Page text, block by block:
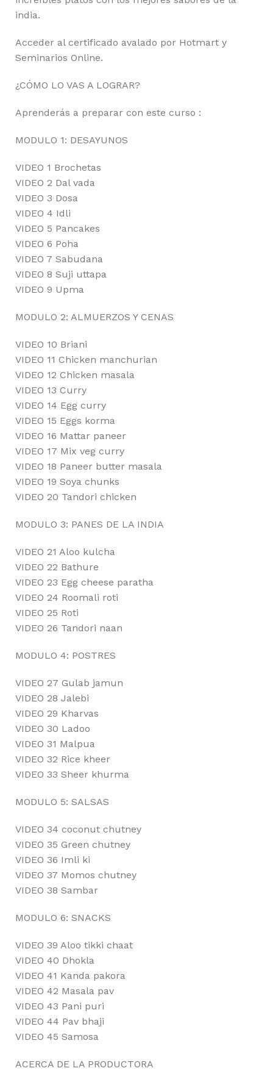
india.
Acceder al certificado avalado por Hotmart y
Seminarios Online.
¿CÓMO LO VAS A LOGRAR?
Aprenderás a preparar con este curso :
MODULO 1: DESAYUNOS
VIDEO 1 Brochetas
VIDEO 2 Dal vada
VIDEO 3 Dosa
VIDEO 4 Idli
VIDEO 5 Pancakes
VIDEO 6 Poha
VIDEO 7 Sabudana
VIDEO 8 Suji uttapa
VIDEO 9 Upma
MODULO 2: ALMUERZOS Y CENAS
VIDEO 10 Briani
VIDEO 11 Chicken manchurian
VIDEO 12 Chicken masala
VIDEO 13 Curry
VIDEO 14 Egg curry
VIDEO 15 Eggs korma
VIDEO 16 Mattar paneer
VIDEO 17 Mix veg curry
VIDEO 18 Paneer butter masala
VIDEO 19 Soya chunks
VIDEO 20 Tandori chicken
MODULO 3: PANES DE LA INDIA
VIDEO 21 Aloo kulcha
VIDEO 22 Bathure
VIDEO 23 Egg cheese paratha
VIDEO 24 Roomali roti
VIDEO 25 Roti
VIDEO 26 Tandori naan
MODULO 4: POSTRES
VIDEO 27 Gulab jamun
VIDEO 28 Jalebi
VIDEO 29 Kharvas
VIDEO 30 Ladoo
VIDEO 31 Malpua
VIDEO 32 Rice kheer
VIDEO 33 Sheer khurma
MODULO 5: SALSAS
VIDEO 34 coconut chutney
VIDEO 35 Green chutney
VIDEO 36 Imli ki
VIDEO 37 Momos chutney
VIDEO 38 Sambar
MODULO 6: SNACKS
VIDEO 39 Aloo tikki chaat
VIDEO 40 Dhokla
VIDEO 41 Kanda pakora
VIDEO 42 Masala pav
VIDEO 43 Pani puri
VIDEO 44 Pav bhaji
VIDEO 45 Samosa
ACERCA DE LA PRODUCTORA